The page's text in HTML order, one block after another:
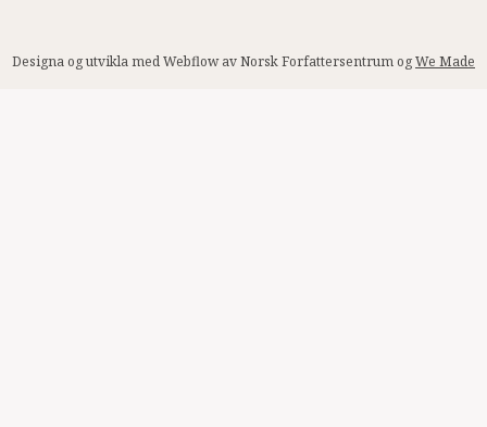
Designa og utvikla med Webflow av Norsk Forfattersentrum ogWe Made